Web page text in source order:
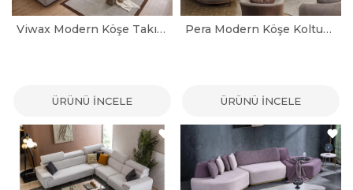
Viwax Modern Köşe Takımı
ÜRÜNÜ İNCELE
Pera Modern Köşe Koltuk Takımı
ÜRÜNÜ İNCELE